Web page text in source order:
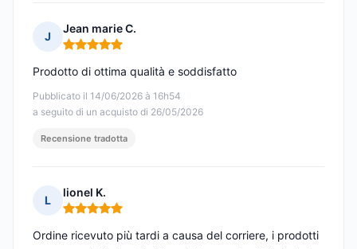
J
Jean marie C.
Nota: 5 su 5
Pubblicato il 14/06/2026 à 16h54
a seguito di un acquisto di 26/05/2026
Prodotto di ottima qualità e soddisfatto
Recensione tradotta
L
lionel K.
Nota: 5 su 5
Ordine ricevuto più tardi a causa del corriere, i prodotti